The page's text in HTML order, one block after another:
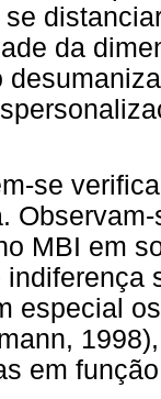
da
se
MBI em
especial
em